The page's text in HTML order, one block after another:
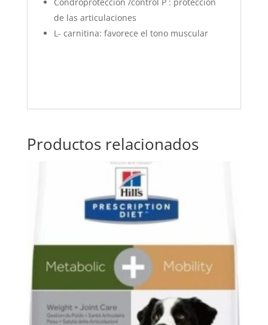
Condroprotección /control P : protección
de las articulaciones
L- carnitina: favorece el tono muscular
Productos relacionados